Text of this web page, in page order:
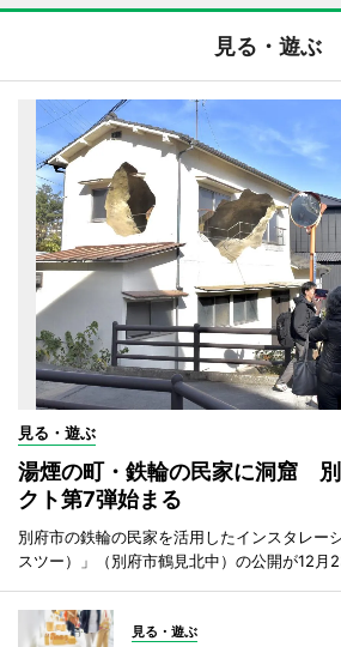
見る・遊ぶ
見る・遊ぶ
湯煙の町・鉄輪の民家に洞窟
クト第7弾始まる
別府市の鉄輪の民家を活用したインスタレー
スツー）」（別府市鶴見北中）の公開が12月
見る・遊ぶ